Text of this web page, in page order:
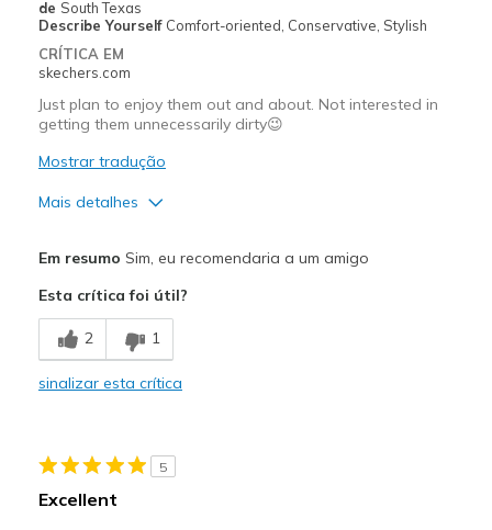
Work
Sizing
Feels true to size
de South Texas
Describe Yourself Comfort-oriented, Conservative, Stylish
CRÍTICA EM
skechers.com
Just plan to enjoy them out and about. Not interested in
getting them unnecessarily dirty😉
Mostrar tradução
Mais detalhes
Stylish
Melhores utilizações
Casual Wear
Date Night
Em resumo Sim, eu recomendaria a um amigo
Esta crítica foi útil?
2 1
sinalizar esta crítica
5
Excellent